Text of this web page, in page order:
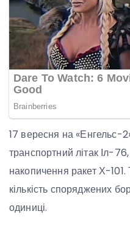
17 вересня на «Енгельс-
транспортний літак Іл-
накопичення ракет Х-
кількість споряджених
одиниці.